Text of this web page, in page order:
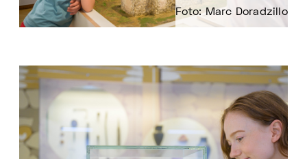
Foto: Marc Doradzillo